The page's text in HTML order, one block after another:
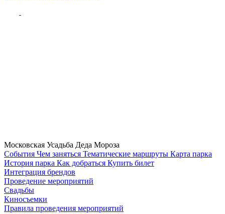
Московская Усадьба Деда Мороза
Cобытия Чем заняться Тематические маршруты Карта парка
История парка Как добраться Купить билет
Интеграция брендов
Проведение мероприятий
Свадьбы
Киносъемки
Правила проведения мероприятий